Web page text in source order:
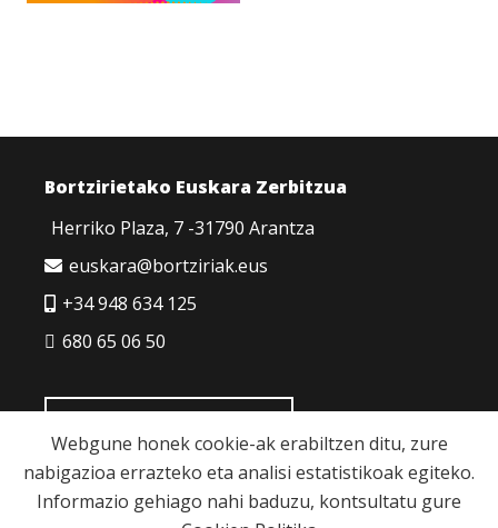
Bortzirietako Euskara Zerbitzua
Herriko Plaza, 7 -31790 Arantza
euskara@bortziriak.eus
+34 948 634 125
680 65 06 50
Webgune honek cookie-ak erabiltzen ditu, zure
nabigazioa errazteko eta analisi estatistikoak egiteko.
Informazio gehiago nahi baduzu, kontsultatu gure